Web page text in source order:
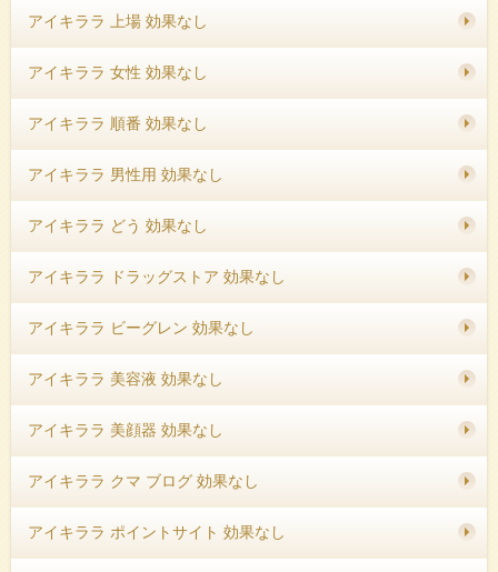
アイキララ 上場 効果なし
アイキララ 女性 効果なし
アイキララ 順番 効果なし
アイキララ 男性用 効果なし
アイキララ どう 効果なし
アイキララ ドラッグストア 効果なし
アイキララ ビーグレン 効果なし
アイキララ 美容液 効果なし
アイキララ 美顔器 効果なし
アイキララ クマ ブログ 効果なし
アイキララ ポイントサイト 効果なし